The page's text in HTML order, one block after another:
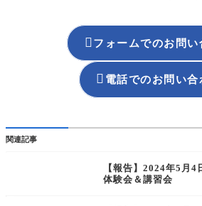
 フォームでのお問い
 電話でのお問い合
関連記事
【報告】2024年5月
体験会＆講習会